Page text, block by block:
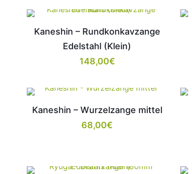
Kaneshin – Rundkonkavzange
Edelstahl (Klein)
148,00€
Kaneshin – Wurzelzange mittel
68,00€